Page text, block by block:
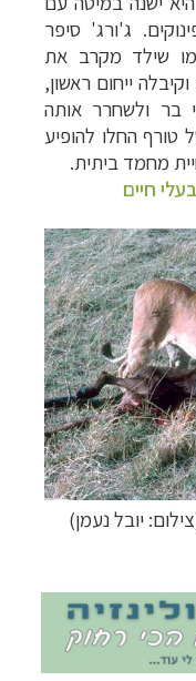
ג'ורג' סיפר
שילד מקרב את
ייחום ראשון,
בר ולשחרר אותה
טורף החלו להופיע
מחמד ביתית.
חיים
יובל נעמן)
לרשימת היעדים »
לחצו לרשימת היעדים
הצפונית לחצו לרשימת